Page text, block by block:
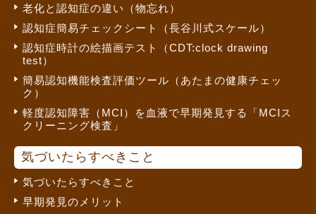
老化と認知症の違い（物忘れ）
認知症簡易チェックシート（長谷川式スケール）
認知症時計の絵描画テスト（CDT:clock drawing
test）
簡易認知機能検査評価ツール（あたまの健康チェッ
ク）
軽度認知障害（MCI）を血液で早期発見する「MCIス
クリーニング検査」
気づいたらすべきこと
気づいたらすべきこと
早期発見のメリット